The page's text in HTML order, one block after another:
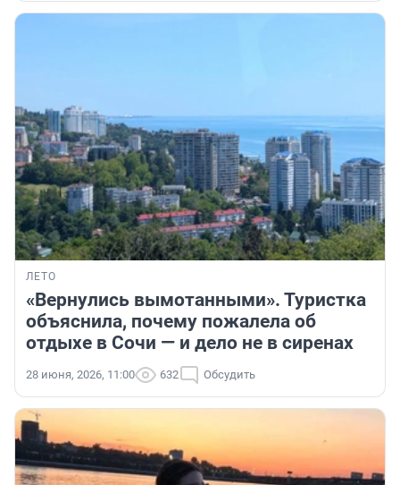
ЛЕТО
«Вернулись вымотанными». Туристка
объяснила, почему пожалела об
отдыхе в Сочи — и дело не в сиренах
28 июня, 2026, 11:00 632 Обсудить